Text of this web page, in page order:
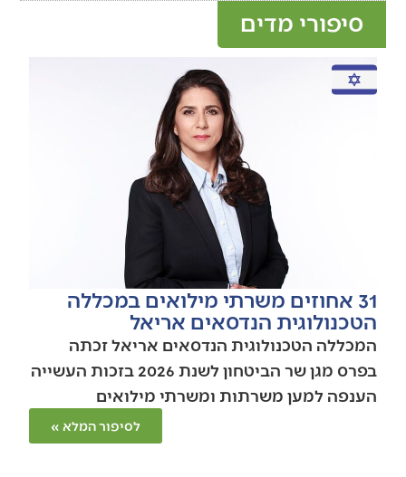
סיפורי מדים
31 אחוזים משרתי מילואים במכללה
הטכנולוגית הנדסאים אריאל
המכללה הטכנולוגית הנדסאים אריאל זכתה
בפרס מגן שר הביטחון לשנת 2026 בזכות העשייה
הענפה למען משרתות ומשרתי מילואים
לסיפור המלא »